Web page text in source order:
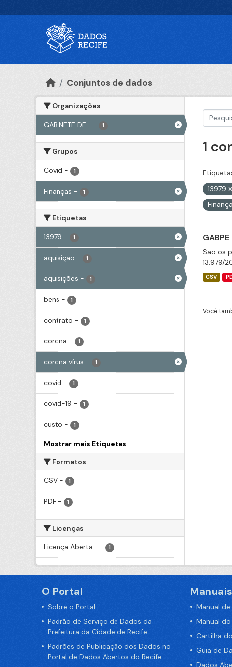
Conjuntos de dados
Organizações
GABINETE DE... - 1
Grupos
Covid - 1
Finanças - 1
Etiquetas
13979 - 1
aquisição - 1
aquisições - 1
bens - 1
contrato - 1
corona - 1
corona vírus - 1
covid - 1
covid-19 - 1
custo - 1
Mostrar mais Etiquetas
Formatos
CSV - 1
PDF - 1
Licenças
Licença Aberta... - 1
1
13979
São os
13.979/
CSV
Você
O Portal
Sobre o Portal
Padrão de Serviço de Dados da
Prefeitura da Cidade de Recife
Padrões de Publicação dos Dados no
Portal de Dados Abertos do Recife
Manual
Manual
Cartilha
Guia de
Dados